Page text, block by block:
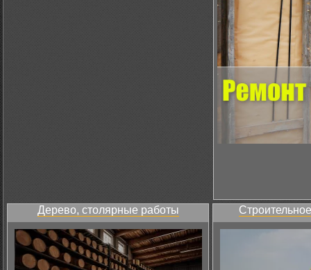
Дерево, столярные работы